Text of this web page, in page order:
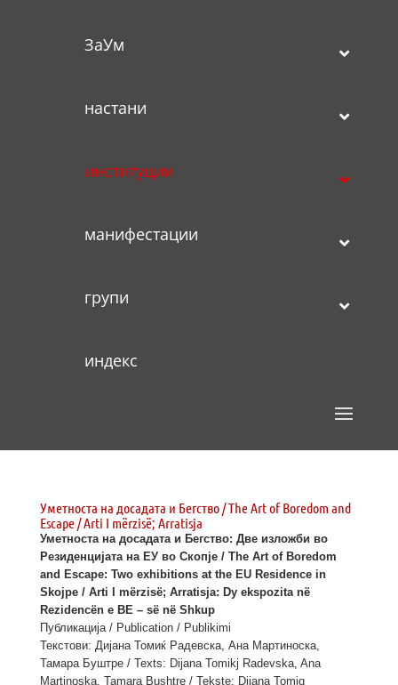
ЗаУм
настани
институции
манифестации
групи
индекс
Уметноста на досадата и Бегство / The Art of Boredom and
Escape / Arti I mërzisë; Arratisja
Уметноста на досадата и Бегство: Две изложби во
Резиденцијата на ЕУ во Скопје / The Art of Boredom
and Escape: Two exhibitions at the EU Residence in
Skojpe / Arti I mërzisë; Arratisja: Dy ekspozita në
Rezidencën e BE – së në Shkup
Публикација / Publication / Publikimi
Текстови: Дијана Томиќ Радевска, Ана Мартиноска,
Тамара Буштре / Texts: Dijana Tomikj Radevska, Ana
Martinoska, Tamara Bushtre / Tekste: Dijana Tomiq